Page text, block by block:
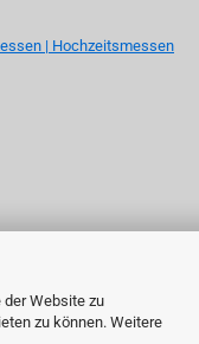
Website zu
zu können. Weitere
| Hochzeitsmessen